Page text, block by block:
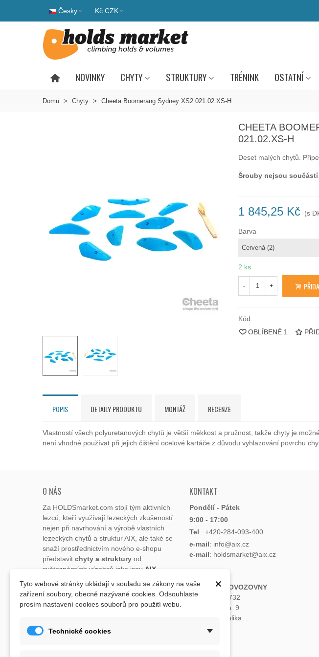
Česky Kč CZK
NOVINKY CHYTY STRUKTURY TRÉNINK OSTATNÍ
Domů > Chyty > Cheeta Boomerang Sydney XS2 021.02.XS-H
CHEETA
021.02.XS-H
Deset malých chytů.
Šrouby nejsou
1 845,25 Kč (s
Barva
2 ks
- +
Kód:
OBLÍBENÉ 1
POPIS DETAILY PRODUKTU MONTÁŽ RECENZE
Vlastností všech polyuretanových chytů je větší měkkost a pružnost, takže chyty je
není vhodné používat při jejich čištění ocelové kartáče z důvodu vyhlazování povrchu
O NÁS
Za HOLDSmarket.com stojí tým aktivních
lezců, kteří využívají lezeckých zkušeností
nejen při navrhování a výrobě vlastních
lezeckých chytů a struktur AIX, ale také se
snaží prostřednictvím nového e-shopu
představit chyty a struktury od
světoznámých výrobců jako jsou AIX
Moon a další.
Sortiment eshopu doplňují potřeby pro
balkna, posilovací deska, kartáčky na
KONTAKT
Pondělí - Pátek
9:00 - 17:00
Tel .: +420-284-093-400
e-mail: info@aix.cz
e-mail: holdsmarket@aix.cz
ADRESA PROVOZOVNY
Lukavecká 1732
193 00 Praha 9
Česká Republika
Mapazde
×
Tyto webové stránky ukládají v souladu se zákony na vaše
zařízení soubory, obecně nazývané cookies. Odsouhlaste
prosím nastavení cookies souborů pro použití webu.
Technické cookies